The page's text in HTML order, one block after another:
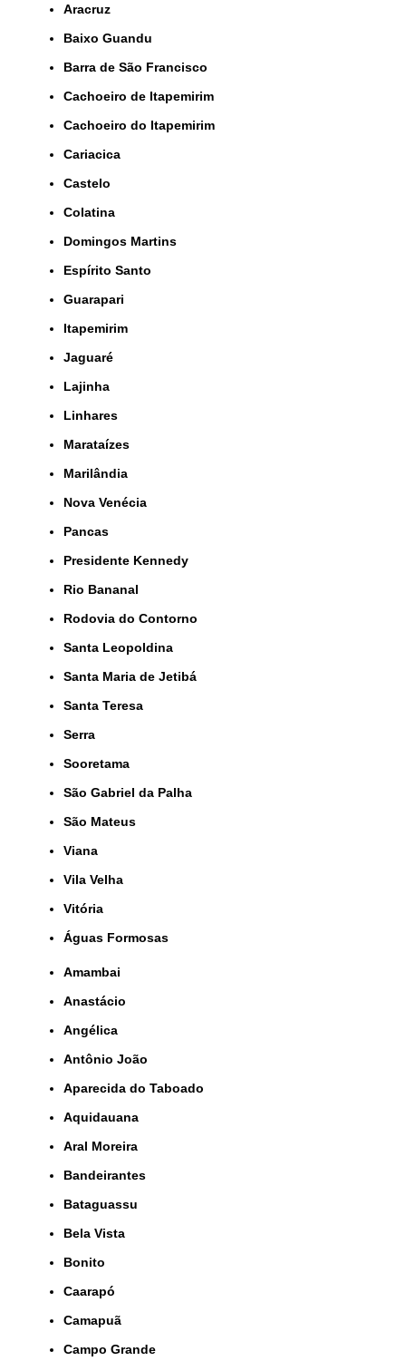
Aracruz
Baixo Guandu
Barra de São Francisco
Cachoeiro de Itapemirim
Cachoeiro do Itapemirim
Cariacica
Castelo
Colatina
Domingos Martins
Espírito Santo
Guarapari
Itapemirim
Jaguaré
Lajinha
Linhares
Marataízes
Marilândia
Nova Venécia
Pancas
Presidente Kennedy
Rio Bananal
Rodovia do Contorno
Santa Leopoldina
Santa Maria de Jetibá
Santa Teresa
Serra
Sooretama
São Gabriel da Palha
São Mateus
Viana
Vila Velha
Vitória
Águas Formosas
Amambai
Anastácio
Angélica
Antônio João
Aparecida do Taboado
Aquidauana
Aral Moreira
Bandeirantes
Bataguassu
Bela Vista
Bonito
Caarapó
Camapuã
Campo Grande